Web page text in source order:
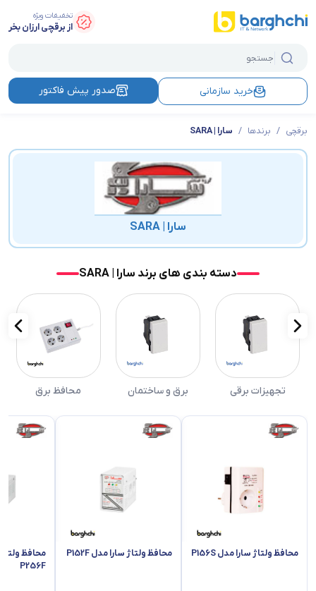
تخفیفات ویژه
از برقچی ارزان بخر
خرید سازمانی صدور پیش فاکتور
برقچی / برندها / سارا | SARA
سارا | SARA
دسته بندی های برند سارا | SARA
تجهیزات برقی برق و ساختمان محافظ برق
محافظ ولتاژ سارا مدل P156S محافظ ولتاژ سارا مدل P152F
محافظ
P256F